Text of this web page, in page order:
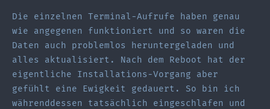
Die einzelnen Terminal-Aufrufe haben genau
wie angegenen funktioniert und so waren die
Daten auch problemlos heruntergeladen und
alles aktualisiert. Nach dem Reboot hat der
eigentliche Installations-Vorgang aber
gefühlt eine Ewigkeit gedauert. So bin ich
währenddessen tatsächlich eingeschlafen und